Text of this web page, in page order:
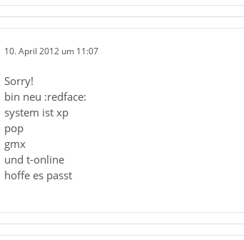
10. April 2012 um 11:07
Sorry!
bin neu :redface:
system ist xp
pop
gmx
und t-online
hoffe es passt